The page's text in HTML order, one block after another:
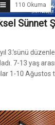
110 Okuma
Sünnet
3.’sünü
7-13 yaş
1-10 Ağustos